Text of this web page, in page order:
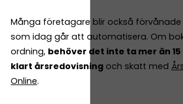
Många företagare blir också förvånade
som idag går att automatisera. Om
ordning, behöver det inte ta mer än
klart årsredovisning och skatt med
Online.